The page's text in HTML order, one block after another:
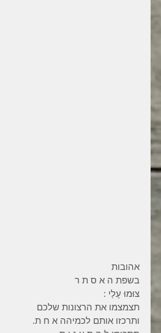
אהובות
בשפת ה א ס ת ר
צוּמוּ עָלַי :
תצמצמו את הרצונות שלכם
ותרכזו אותם לכמיהה א ח ת.